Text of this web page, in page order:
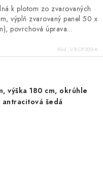
k plotom zo zvarovaných
výplň zvarovaný panel 50 x
povrchová úprava...
Kód: VB-OP200-A
výška 180 cm, okrúhle
šedá